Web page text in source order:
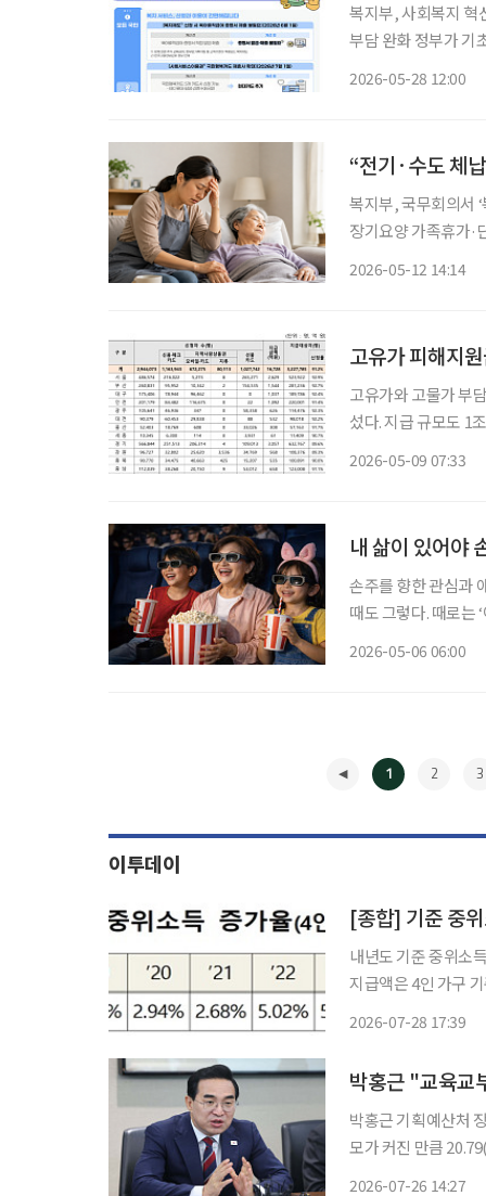
복지부, 사회복지 혁신행정 과제 4건
부담 완화 정부가 기초연금 신청 절차를 간소화하고 육아휴직급여 관련 서류 제출 부담을 줄
2026-05-28 12:00
“전기·수도 체
복지부, 국무회의서
장기요양 가족휴가·단기보호 확대
2026-05-12 14:14
고유가와 고물가 부
섰다. 지급 규모도 1조6000억 원을 돌파
2026-05-09 07:33
내 삶이 있어야
손주를 향한 관심과
때도 그렇다. 때로는
2026-05-06 06:00
1 2 3
이투데이
[종합] 기준 중
내년도 기준 중위소
지급액은 4인 가구 기준 221
2026-07-28 17:39
박홍근 "교육교
박홍근 기획예산처
모가 커진 만큼
2026-07-26 14:27